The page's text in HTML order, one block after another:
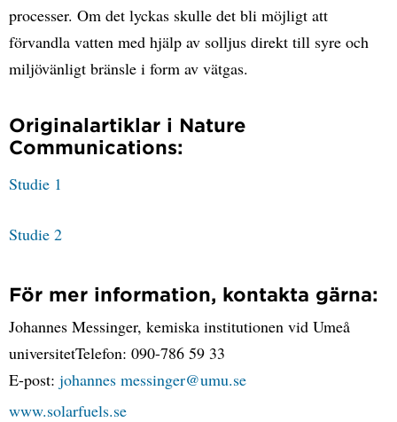
processer. Om det lyckas skulle det bli möjligt att
förvandla vatten med hjälp av solljus direkt till syre och
miljövänligt bränsle i form av vätgas.
Originalartiklar i Nature
Communications:
Studie 1
Studie 2
För mer information, kontakta gärna:
Johannes Messinger, kemiska institutionen vid Umeå
universitetTelefon: 090-786 59 33
E-post: johannes messinger@umu.se
www.solarfuels.se